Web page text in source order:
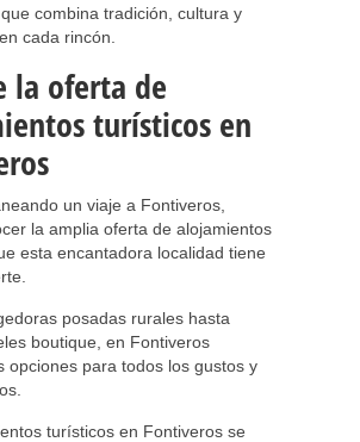
combina tradición, cultura y
cada rincón.
la oferta de
turísticos en
un viaje a Fontiveros,
la amplia oferta de alojamientos
esta encantadora localidad tiene
posadas rurales hasta
boutique, en Fontiveros
opciones para todos los gustos y
turísticos en Fontiveros se